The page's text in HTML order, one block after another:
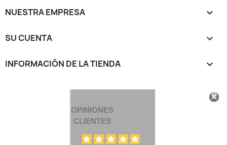
NUESTRA EMPRESA 
SU CUENTA 
INFORMACIÓN DE LA TIENDA keyboard_arrow_down
OPINIONES
CLIENTES